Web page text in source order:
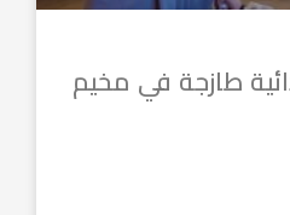
طازجة في مخيم